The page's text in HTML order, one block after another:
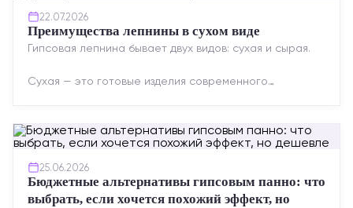
22.07.2026
Преимущества лепнины в сухом виде
Гипсовая лепнина бывает двух видов: сухая и сырая.
Сухая — это готовые изделия современного
25.06.2026
Бюджетные альтернативы гипсовым панно: что
выбрать, если хочется похожий эффект, но